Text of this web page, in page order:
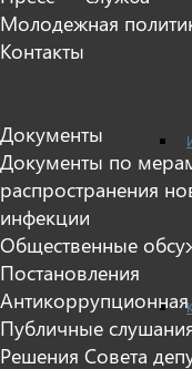
Молодежная
Контакты
Документы
Документы по
распространения
инфекции
Общественные
Постановления
Антикоррупционная
Публичные
Решения Совета